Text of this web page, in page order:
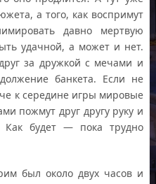
а того, как воспримут
давно мертвую
удачной, а может и нет.
за дружкой с мечами и
банкета. Если не
к середине игры мировые
пожмут друг другу руку и
Как будет — пока трудно
был около двух часов и